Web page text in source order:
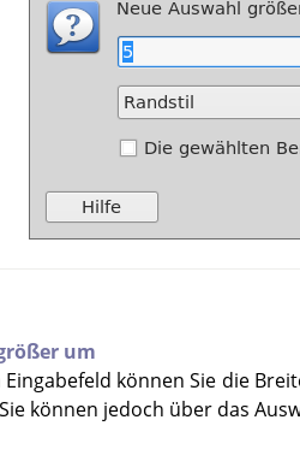
um
können Sie die
können jedoch über das